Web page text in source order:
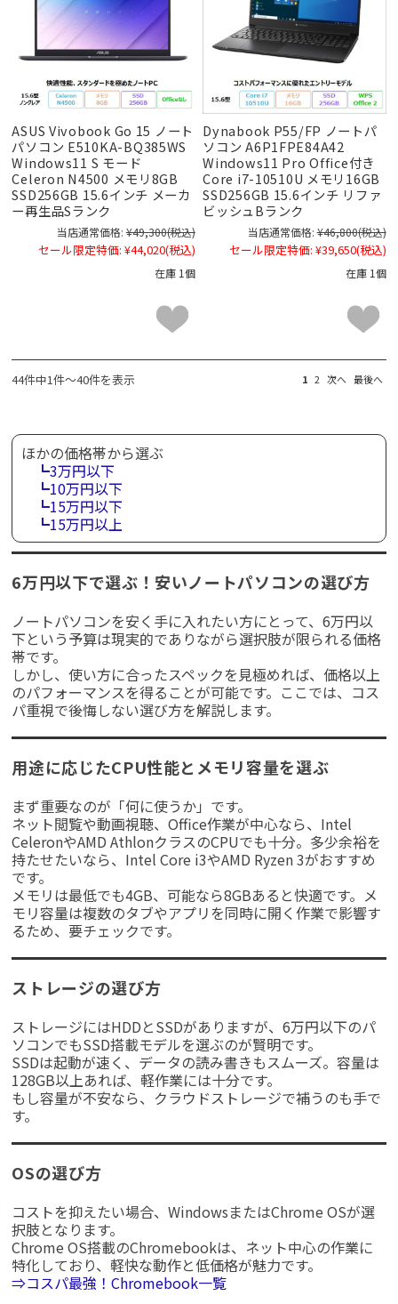
ASUS Vivobook Go 15 ノート
パソコン E510KA-BQ385WS
Windows11 S モード
Celeron N4500 メモリ8GB
SSD256GB 15.6インチ メーカ
ー再生品Sランク
当店通常価格: ¥49,300(税込)
セール限定特価: ¥44,020(税込)
在庫 1個
Dynabook P55/FP ノートパ
ソコン A6P1FPE84A42
Windows11 Pro Office付き
Core i7-10510U メモリ16GB
SSD256GB 15.6インチ リファ
ビッシュBランク
当店通常価格: ¥46,800(税込)
セール限定特価: ¥39,650(税込)
在庫 1個
44件中1件～40件を表示 1 2 次へ 最後へ
ほかの価格帯から選ぶ
┗3万円以下
┗10万円以下
┗15万円以下
┗15万円以上
6万円以下で選ぶ！安いノートパソコンの選び方
ノートパソコンを安く手に入れたい方にとって、6万円以
下という予算は現実的でありながら選択肢が限られる価格
帯です。
しかし、使い方に合ったスペックを見極めれば、価格以上
のパフォーマンスを得ることが可能です。ここでは、コス
パ重視で後悔しない選び方を解説します。
用途に応じたCPU性能とメモリ容量を選ぶ
まず重要なのが「何に使うか」です。
ネット閲覧や動画視聴、Office作業が中心なら、Intel
CeleronやAMD AthlonクラスのCPUでも十分。多少余裕を
持たせたいなら、Intel Core i3やAMD Ryzen 3がおすすめ
です。
メモリは最低でも4GB、可能なら8GBあると快適です。メ
モリ容量は複数のタブやアプリを同時に開く作業で影響す
るため、要チェックです。
ストレージの選び方
ストレージにはHDDとSSDがありますが、6万円以下のパ
ソコンでもSSD搭載モデルを選ぶのが賢明です。
SSDは起動が速く、データの読み書きもスムーズ。容量は
128GB以上あれば、軽作業には十分です。
もし容量が不安なら、クラウドストレージで補うのも手で
す。
OSの選び方
コストを抑えたい場合、WindowsまたはChrome OSが選
択肢となります。
Chrome OS搭載のChromebookは、ネット中心の作業に
特化しており、軽快な動作と低価格が魅力です。
⇒コスパ最強！Chromebook一覧